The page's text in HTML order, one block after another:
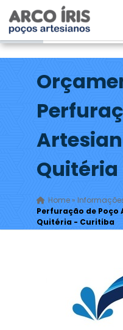
Home»
Perfuração de Poço
Quitéria - Curitiba